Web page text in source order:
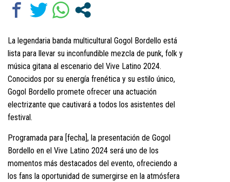
La legendaria banda multicultural Gogol Bordello está
lista para llevar su inconfundible mezcla de punk, folk y
música gitana al escenario del Vive Latino 2024.
Conocidos por su energía frenética y su estilo único,
Gogol Bordello promete ofrecer una actuación
electrizante que cautivará a todos los asistentes del
festival.
Programada para [fecha], la presentación de Gogol
Bordello en el Vive Latino 2024 será uno de los
momentos más destacados del evento, ofreciendo a
los fans la oportunidad de sumergirse en la atmósfera